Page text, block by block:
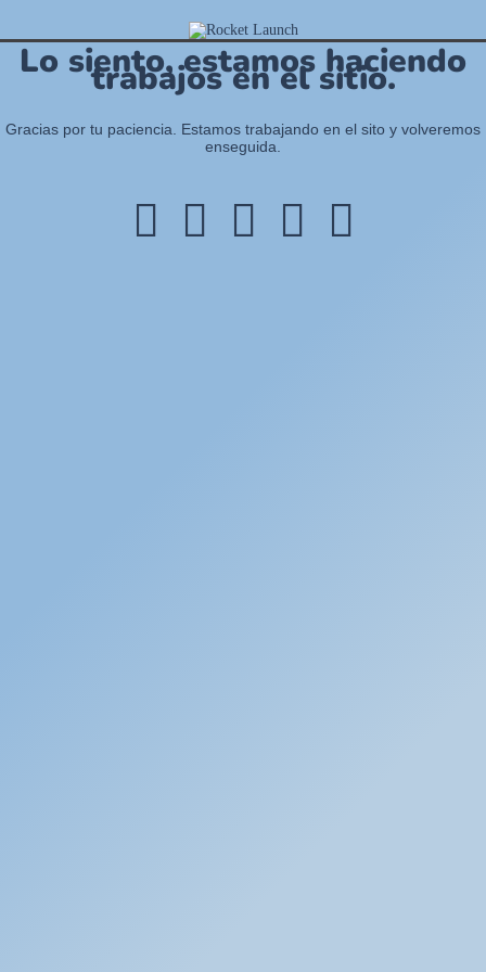
Lo siento, estamos haciendo
trabajos en el sitio.
Gracias por tu paciencia. Estamos trabajando en el sito y volveremos
enseguida.